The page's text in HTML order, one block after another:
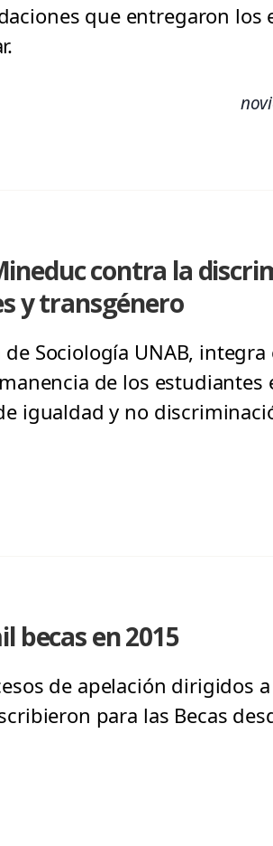
que entregaron los
contra la
y transgénero
Sociología UNAB, integra
de los estudiantes
igualdad y no
becas en 2015
de apelación dirigidos
para las Becas